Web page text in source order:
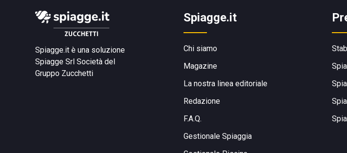
Spiagge.it è una soluzione
Spiagge Srl Società del
Gruppo Zucchetti
Spiagge.it
Chi siamo
Magazine
La nostra linea editoriale
Redazione
F.A.Q.
Gestionale Spiaggia